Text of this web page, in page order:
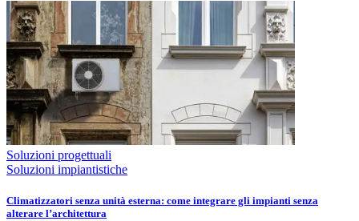
Soluzioni progettuali
Soluzioni impiantistiche
Climatizzatori senza unità esterna: come integrare gli impianti senza
alterare l’architettura